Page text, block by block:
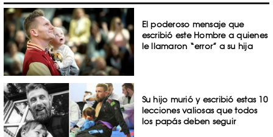
El poderoso mensaje que
escribió este Hombre a quienes
le llamaron “error” a su hija
Su hijo murió y escribió estas 10
lecciones valiosas que todos
los papás deben seguir